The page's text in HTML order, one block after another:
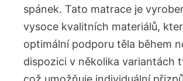
spánek. Tato matrace je
vysoce kvalitních materiálů,
optimální podporu těla během
dispozici v několika variantách